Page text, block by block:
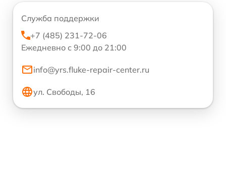
Служба поддержки
+7 (485) 231-72-06
Ежедневно с 9:00 до 21:00
info@yrs.fluke-repair-center.ru
ул. Свободы, 16